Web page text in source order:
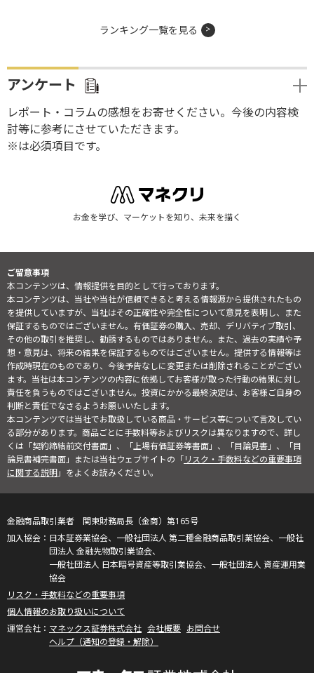
ランキング一覧を見る
アンケート
レポート・コラムの感想をお寄せください。今後の内容検
討等に参考にさせていただきます。
※は必須項目です。
お金を学び、マーケットを知り、未来を描く
ご留意事項
本コンテンツは、情報提供を目的として行っております。
本コンテンツは、当社や当社が信頼できると考える情報源から提供されたもの
を提供していますが、当社はその正確性や完全性について意見を表明し、また
保証するものではございません。有価証券の購入、売却、デリバティブ取引、
その他の取引を推奨し、勧誘するものではありません。また、過去の実績や予
想・意見は、将来の結果を保証するものではございません。提供する情報等は
作成時現在のものであり、今後予告なしに変更または削除されることがござい
ます。当社は本コンテンツの内容に依拠してお客様が取った行動の結果に対し
責任を負うものではございません。投資にかかる最終決定は、お客様ご自身の
判断と責任でなさるようお願いいたします。
本コンテンツでは当社でお取扱している商品・サービス等について言及してい
る部分があります。商品ごとに手数料等およびリスクは異なりますので、詳し
くは「契約締結前交付書面」、「上場有価証券等書面」、「目論見書」、「目
論見書補完書面」または当社ウェブサイトの「リスク・手数料などの重要事項
に関する説明」をよくお読みください。
金融商品取引業者 関東財務局長（金商）第165号
日本証券業協会、一般社団法人 第二種金融商品取引業協会、一般社
団法人 金融先物取引業協会、
一般社団法人 日本暗号資産等取引業協会、一般社団法人 資産運用業
協会
リスク・手数料などの重要事項
個人情報のお取り扱いについて
マネックス証券株式会社 会社概要 お問合せ
ヘルプ（通知の登録・解除）